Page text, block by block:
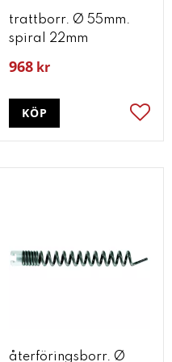
i favoriter
trattborr. Ø 55mm.
spiral 22mm
968 kr
KÖP
återföringsborr. Ø